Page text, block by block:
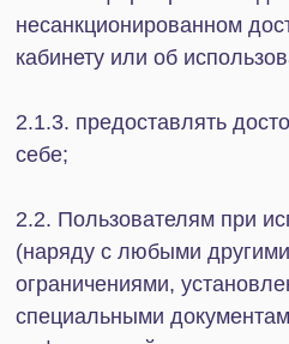
индивидуальными настройками
или нет.
которыми понимается информация,
к конкретному Пользователю.
миру. Любая информация,
доступная на Сайте, а также
сторонних ресурсах с использованием
разделов, сервисов, возможностей и
инструментов, тем не менее,
только для использования любым